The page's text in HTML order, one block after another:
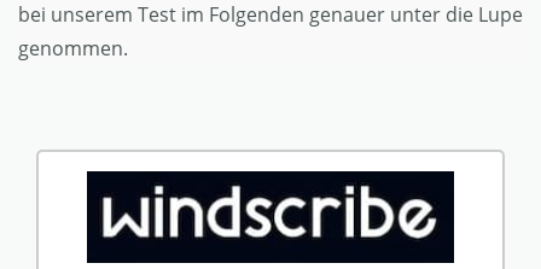
bei unserem Test im Folgenden genauer unter die Lupe
genommen.